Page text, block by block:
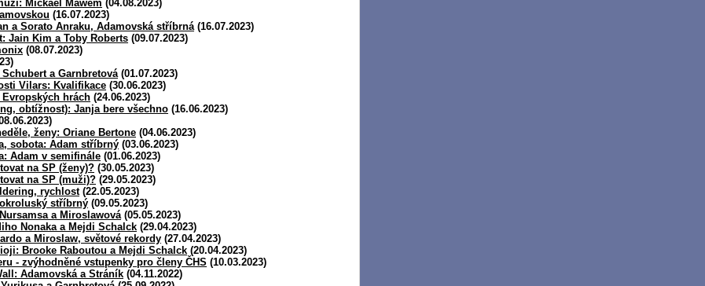
Mickael Mawem (04.08.2023)
(16.07.2023)
a Sorato Anraku, Adamovská stříbrná(16.07.2023)
Jain Kim a Toby Roberts (09.07.2023)
(08.07.2023)
a Garnbretová(01.07.2023)
Vilars: Kvalifikace (30.06.2023)
hrách (24.06.2023)
obtížnost): Janja bere všechno (16.06.2023)
ženy: Oriane Bertone (04.06.2023)
sobota: Adam stříbrný (03.06.2023)
Adam v semifinále (01.06.2023)
na SP (ženy)? (30.05.2023)
na SP (muži)? (29.05.2023)
rychlost(22.05.2023)
stříbrný (09.05.2023)
a Miroslawová(05.05.2023)
Nonaka a Mejdi Schalck (29.04.2023)
a Miroslaw, světové rekordy (27.04.2023)
Brooke Raboutou a Mejdi Schalck (20.04.2023)
- zvýhodněné vstupenky pro členy ČHS (10.03.2023)
Adamovská a Stráník (04.11.2022)